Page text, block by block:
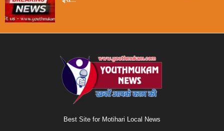
Best Site for Motihari Local News